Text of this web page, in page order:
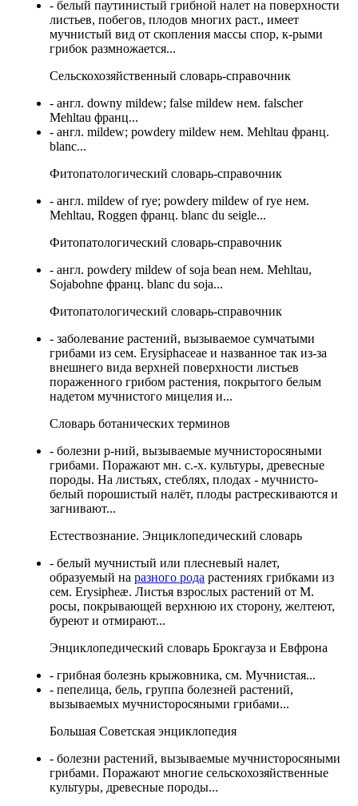
- белый паутинистый грибной налет на поверхности
листьев, побегов, плодов многих раст., имеет
мучнистый вид от скопления массы спор, к-рыми
грибок размножается...
Сельскохозяйственный словарь-справочник
- англ. downy mildew; false mildew нем. falscher
Mehltau франц...
- англ. mildew; powdery mildew нем. Mehltau франц.
blanc...
Фитопатологический словарь-справочник
- англ. mildew of rye; powdery mildew of rye нем.
Mehltau, Roggen франц. blanc du seigle...
Фитопатологический словарь-справочник
- англ. powdery mildew of soja bean нем. Mehltau,
Sojabohne франц. blanc du soja...
Фитопатологический словарь-справочник
- заболевание растений, вызываемое сумчатыми
грибами из сем. Erysiphaceae и названное так из-за
внешнего вида верхней поверхности листьев
пораженного грибом растения, покрытого белым
надетом мучнистого мицелия и...
Словарь ботанических терминов
- болезни р-ний, вызываемые мучнисторосяными
грибами. Поражают мн. с.-х. культуры, древесные
породы. На листьях, стеблях, плодах - мучнисто-
белый порошистый налёт, плоды растрескиваются и
загнивают...
Естествознание. Энциклопедический словарь
- белый мучнистый или плесневый налет,
образуемый на разного рода растениях грибками из
сем. Erysipheæ. Листья взрослых растений от М.
росы, покрывающей верхнюю их сторону, желтеют,
буреют и отмирают...
Энциклопедический словарь Брокгауза и Евфрона
- грибная болезнь крыжовника, см. Мучнистая...
- пепелица, бель, группа болезней растений,
вызываемых мучнисторосяными грибами...
Большая Советская энциклопедия
- болезни растений, вызываемые мучнисторосяными
грибами. Поражают многие сельскохозяйственные
культуры, древесные породы...